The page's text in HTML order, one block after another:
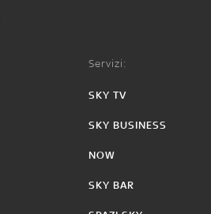
Servizi:
SKY TV
SKY BUSINESS
NOW
SKY BAR